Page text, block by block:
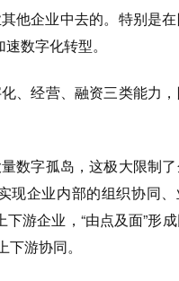
他企业中去的。特别是
数字化转型。
、经营、融资三类能力，
数字孤岛，这极大限制
现企业内部的组织协同
游企业，“由点及面”形
游协同。